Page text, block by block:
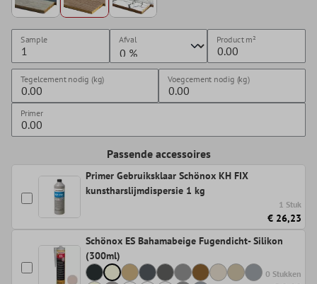
Sample Afval Productm²
Tegelcement nodig (kg) Voegcement nodig (kg)
Primer
Passende accessoires
Primer Gebruiksklaar Schönox KH FIX
kunstharslijmdispersie 1 kg
1 Stuk
€ 26,23
Schönox ES Bahamabeige Fugendicht- Silikon
(300ml)
0 Stukken